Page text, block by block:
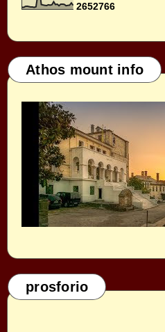
2652766
Athos mount info
prosforio